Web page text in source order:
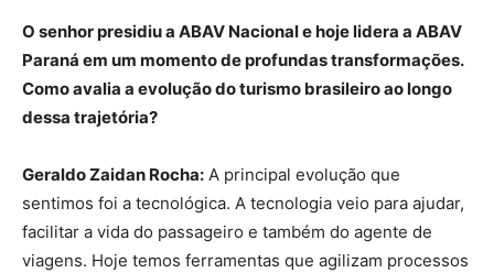
O senhor presidiu a ABAV Nacional e hoje lidera a ABAV
Paraná em um momento de profundas transformações.
Como avalia a evolução do turismo brasileiro ao longo
dessa trajetória?
Geraldo Zaidan Rocha: A principal evolução que
sentimos foi a tecnológica. A tecnologia veio para ajudar,
facilitar a vida do passageiro e também do agente de
viagens. Hoje temos ferramentas que agilizam processos